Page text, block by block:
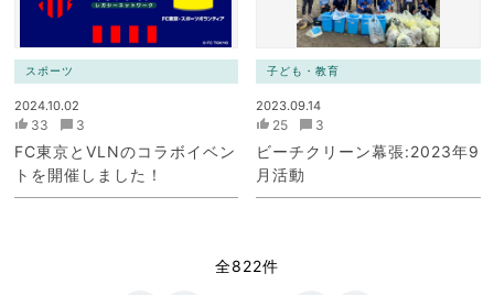
スポーツ
2024.10.02
33 3
FC東京とVLNのコラボイベン
トを開催しました！
子ども・教育
2023.09.14
25 3
ビーチクリーン幕張:2023年9
月活動
全822件